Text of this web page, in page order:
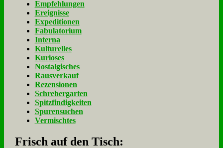
Empfehlungen
Ereignisse
Expeditionen
Fabulatorium
Interna
Kulturelles
Kurioses
Nostalgisches
Rausverkauf
Rezensionen
Schrebergarten
Spitzfindigkeiten
Spurensuchen
Vermischtes
Frisch auf den Tisch: